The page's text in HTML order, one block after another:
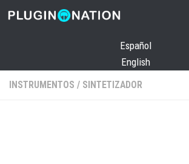
Saltar al contenido
Español
English
INSTRUMENTOS / SINTETIZADOR